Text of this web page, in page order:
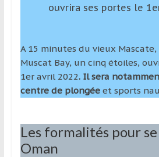
ouvrira ses portes le
A 15 minutes du vieux Mascate,
Muscat Bay, un cinq étoiles,
1er avril 2022. Il sera
centre de plongée et sports
Les formalités pour
Oman